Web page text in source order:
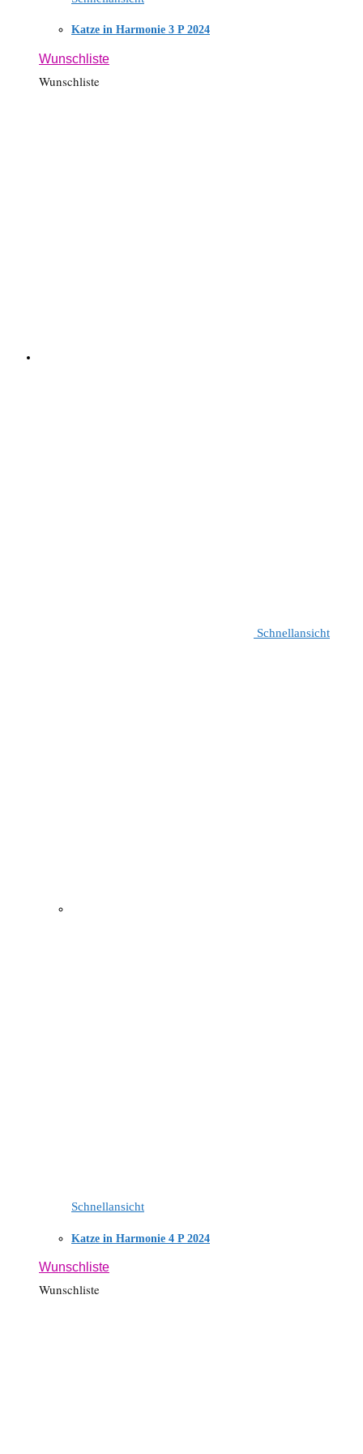
Katze in Harmonie 3 P 2024
Wunschliste
Wunschliste
Schnellansicht
Schnellansicht
Katze in Harmonie 4 P 2024
Wunschliste
Wunschliste